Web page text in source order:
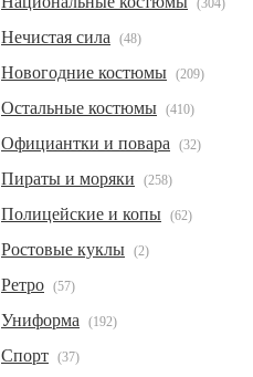
(304)
Нечистая сила (48)
Новогодние костюмы (209)
Остальные костюмы (410)
Официантки и повара (32)
Пираты и моряки (258)
Полицейские и копы (62)
Ростовые куклы (2)
Ретро (57)
Униформа (192)
Спорт (37)